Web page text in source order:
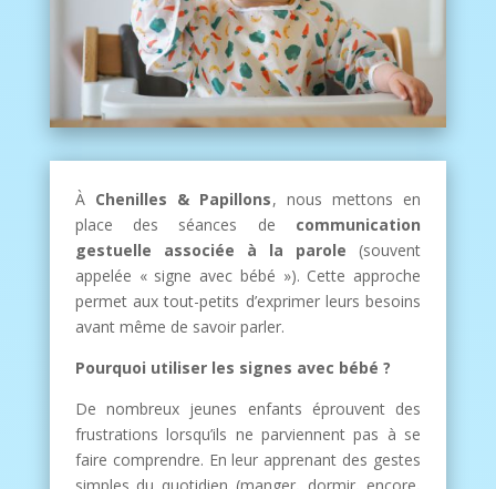
À Chenilles & Papillons, nous mettons en
place des séances de communication
gestuelle associée à la parole (souvent
appelée « signe avec bébé »). Cette approche
permet aux tout-petits d’exprimer leurs besoins
avant même de savoir parler.
Pourquoi utiliser les signes avec bébé ?
De nombreux jeunes enfants éprouvent des
frustrations lorsqu’ils ne parviennent pas à se
faire comprendre. En leur apprenant des gestes